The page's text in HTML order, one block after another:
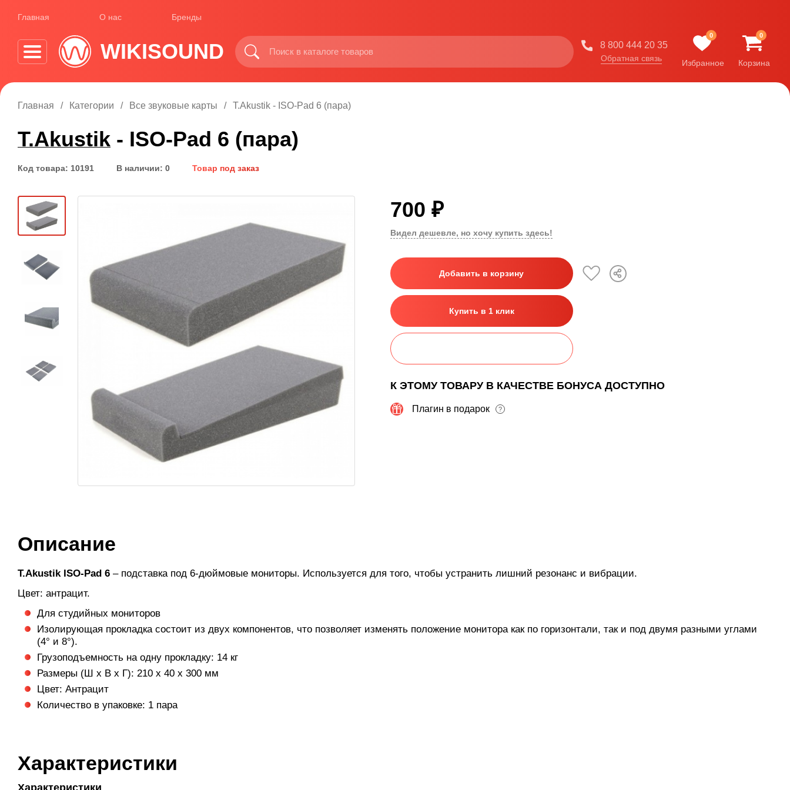
Главная О нас Бренды
WIKISOUND 8 800 444 20 35
Обратная связь
0
Избранное
0
Корзина
Главная Категории Все звуковые карты T.Akustik - ISO-Pad 6 (пара)
T.Akustik - ISO-Pad 6 (пара)
Код товара: 10191 В наличии: 0 Товар под заказ
700 ₽
Видел дешевле, но хочу купить здесь!
Добавить в корзину
Купить в 1 клик
К ЭТОМУ ТОВАРУ В КАЧЕСТВЕ БОНУСА ДОСТУПНО
Плагин в подарок ?
Описание
T.Akustik ISO-Pad 6 – подставка под 6-дюймовые мониторы. Используется для того, чтобы устранить лишний резонанс и вибрации.
Цвет: антрацит.
Для студийных мониторов
Изолирующая прокладка состоит из двух компонентов, что позволяет изменять положение монитора как по горизонтали, так и под двумя разными углами
(4° и 8°).
Грузоподъемность на одну прокладку: 14 кг
Размеры (Ш x В x Г): 210 x 40 x 300 мм
Цвет: Антрацит
Количество в упаковке: 1 пара
Характеристики
Характеристики